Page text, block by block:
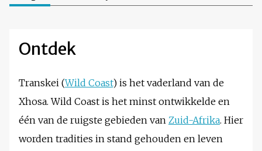
Ontdek
Transkei (Wild Coast) is het vaderland van de
Xhosa. Wild Coast is het minst ontwikkelde en
één van de ruigste gebieden van Zuid-Afrika. Hier
worden tradities in stand gehouden en leven